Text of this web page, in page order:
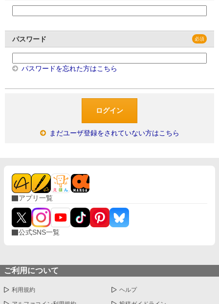
パスワード
パスワードを忘れた方はこちら
まだユーザ登録をされていない方はこちら
アプリ一覧
公式SNS一覧
ご利用について
利用規約 ヘルプ